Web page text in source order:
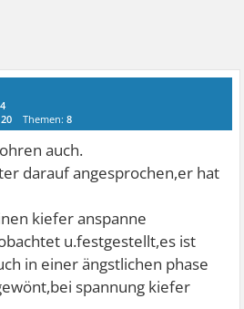
20 Themen:8
auch.
darauf angesprochen,er hat
kiefer anspanne
u.festgestellt,es ist
in einer ängstlichen phase
spannung kiefer